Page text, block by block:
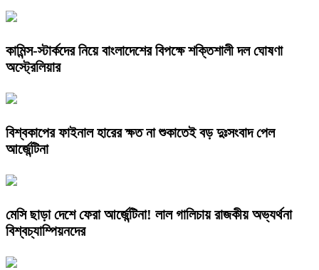
কামিন্স-স্টার্কদের নিয়ে বাংলাদেশের বিপক্ষে শক্তিশালী দল ঘোষণা
অস্ট্রেলিয়ার
বিশ্বকাপের ফাইনাল হারের ক্ষত না শুকাতেই বড় দুঃসংবাদ পেল
আর্জেন্টিনা
​মেসি ছাড়া দেশে ফেরা আর্জেন্টিনা! লাল গালিচায় রাজকীয় অভ্যর্থনা
বিশ্বচ্যাম্পিয়নদের